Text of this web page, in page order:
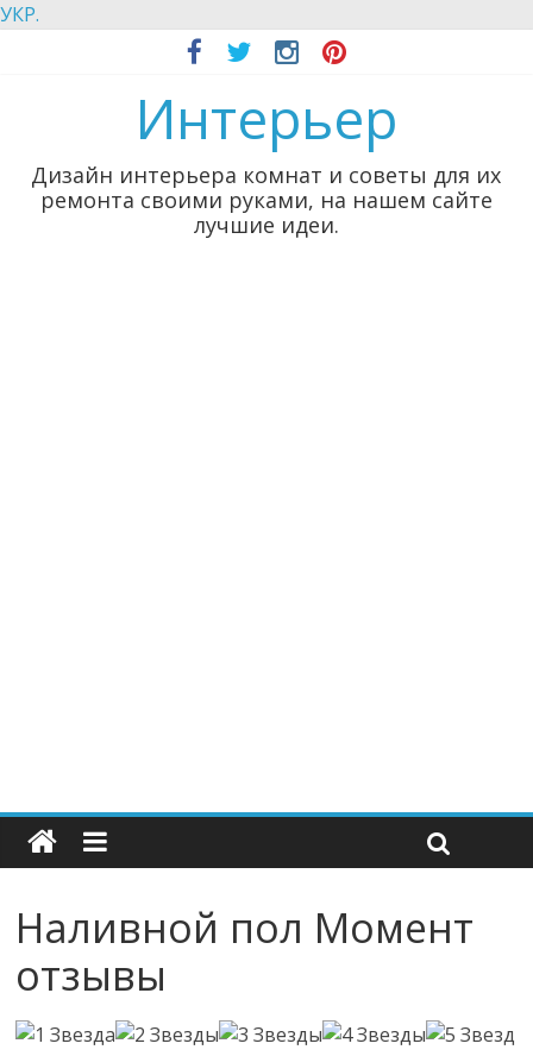
УКР.
Интерьер
Дизайн интерьера комнат и советы для их
ремонта своими руками, на нашем сайте
лучшие идеи.
Наливной пол Момент
отзывы